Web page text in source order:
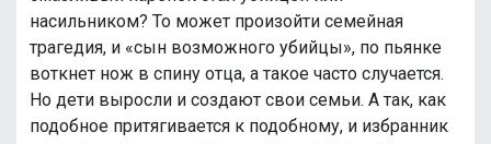
насильником? То может произойти семейная
трагедия, и «сын возможного убийцы», по пьянке
воткнет нож в спину отца, а такое часто случается.
Но дети выросли и создают свои семьи. А так, как
подобное притягивается к подобному, и избранник